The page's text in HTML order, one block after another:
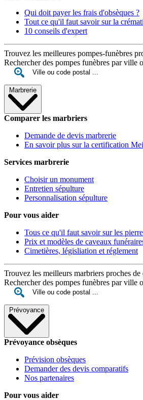
Qui doit payer les frais d'obsèques ?
Tout ce qu'il faut savoir sur la
10 conseils d'expert
Trouvez les meilleures pompes-funèbres
Rechercher des pompes funèbres par ville
Marbrerie
Comparer les marbriers
Demande de devis marbrerie
En savoir plus sur la certification
Services marbrerie
Choisir un monument
Entretien sépulture
Personnalisation sépulture
Pour vous aider
Tous ce qu'il faut savoir sur les
Prix et modèles de caveaux
Cimetières, législiation et réglement
Trouvez les meilleurs marbriers proches de
Rechercher des pompes funèbres par ville
Prévoyance
Prévoyance obsèques
Prévision obsèques
Demander des devis comparatifs
Nos partenaires
Pour vous aider